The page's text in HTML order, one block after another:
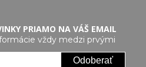
PRIAMO NA VÁŠ EMAIL
vždy medzi prvými
Odoberať